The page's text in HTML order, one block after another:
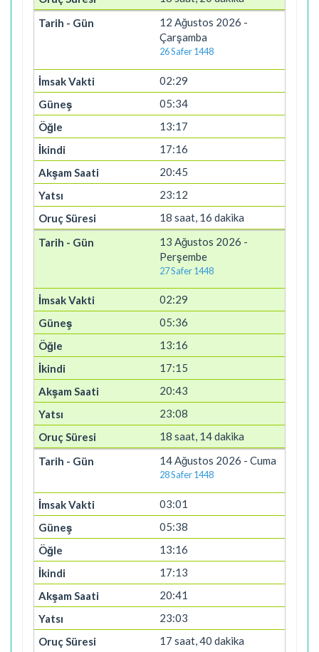
12 Ağustos 2026 -
Çarşamba
26 Safer 1448
02:29
05:34
13:17
17:16
20:45
23:12
18 saat, 16 dakika
13 Ağustos 2026 -
Perşembe
27 Safer 1448
02:29
05:36
13:16
17:15
20:43
23:08
18 saat, 14 dakika
14 Ağustos 2026 - Cuma
28 Safer 1448
03:01
05:38
13:16
17:13
20:41
23:03
17 saat, 40 dakika